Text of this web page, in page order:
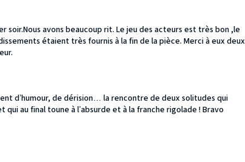
soir.Nous avons beaucoup rit. Le jeu des acteurs est très bon ,le
étaient très fournis à la fin de la pièce. Merci à eux deux
d’humour, de dérision… la rencontre de deux solitudes qui
au final toune à l’absurde et à la franche rigolade ! Bravo